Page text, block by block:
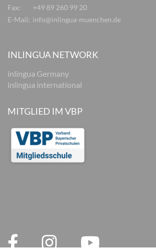
Fax:
+49 89 260 99 20
E-Mail: info@inlingua-muenchen.de
INLINGUA NETWORK
inlingua Germany
inlingua international
MITGLIED IM VBP